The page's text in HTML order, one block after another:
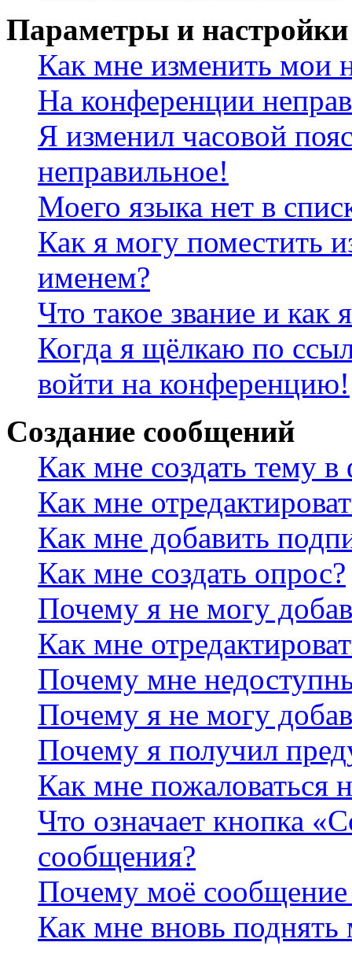
Параметры и настройки
Как мне изменить мои
На конференции
Я изменил часовой
неправильное!
Моего языка нет в
Как я могу поместить
именем?
Что такое звание и как
Когда я щёлкаю по
войти на конференцию!
Создание сообщений
Как мне создать тему
Как мне
Как мне добавить
Как мне создать опрос?
Почему я не могу
Как мне
Почему мне
Почему я не могу
Почему я получил
Как мне пожаловаться
Что означает кнопка
сообщения?
Почему моё сообщение
Как мне вновь